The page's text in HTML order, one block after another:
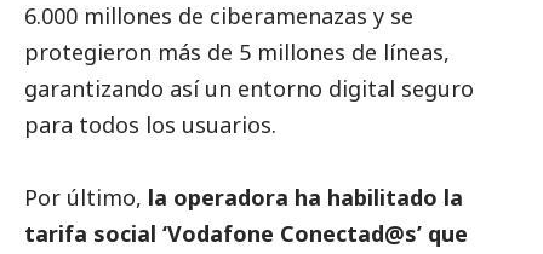
6.000 millones de ciberamenazas y se
protegieron más de 5 millones de líneas,
garantizando así un entorno digital seguro
para todos los usuarios.
Por último, la operadora ha habilitado la
tarifa social ‘Vodafone Conectad@s’ que